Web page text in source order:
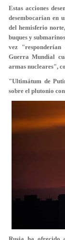
Estas acciones
desembocarían en
del hemisferio
buques y
vez
Guerra Mundial
armas nucleares",
"Ultimátum de
sobre el plutonio